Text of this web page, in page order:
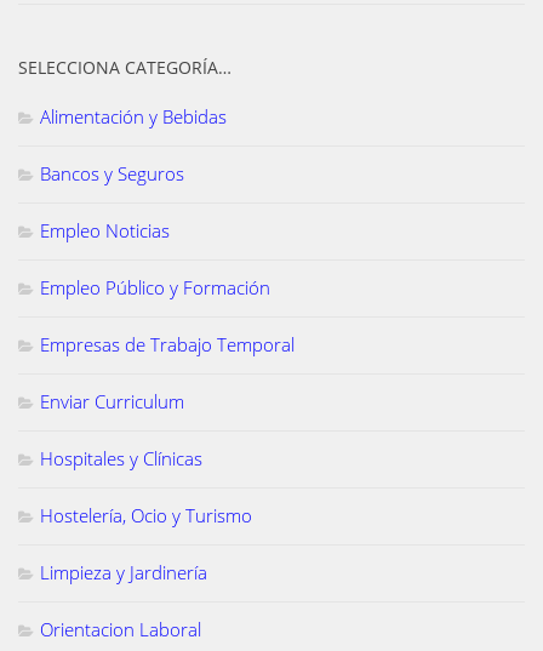
SELECCIONA CATEGORÍA…
Alimentación y Bebidas
Bancos y Seguros
Empleo Noticias
Empleo Público y Formación
Empresas de Trabajo Temporal
Enviar Curriculum
Hospitales y Clínicas
Hostelería, Ocio y Turismo
Limpieza y Jardinería
Orientacion Laboral